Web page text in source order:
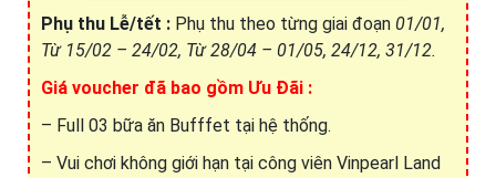
Phụ thu Lễ/tết : Phụ thu theo từng giai đoạn 01/01,
Từ 15/02 – 24/02, Từ 28/04 – 01/05, 24/12, 31/12.
Giá voucher đã bao gồm Ưu Đãi :
– Full 03 bữa ăn Bufffet tại hệ thống.
– Vui chơi không giới hạn tại công viên Vinpearl Land